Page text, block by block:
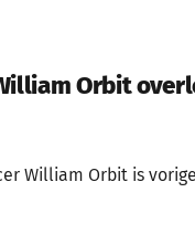
Orbit
William Orbit is